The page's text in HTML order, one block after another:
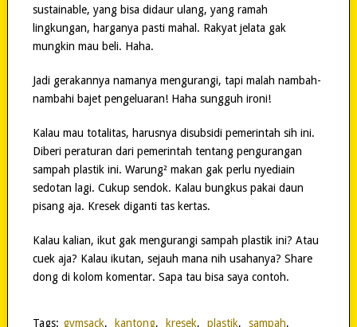
sustainable, yang bisa didaur ulang, yang ramah
lingkungan, harganya pasti mahal. Rakyat jelata gak
mungkin mau beli. Haha.
Jadi gerakannya namanya mengurangi, tapi malah nambah-
nambahi bajet pengeluaran! Haha sungguh ironi!
Kalau mau totalitas, harusnya disubsidi pemerintah sih ini.
Diberi peraturan dari pemerintah tentang pengurangan
sampah plastik ini. Warung² makan gak perlu nyediain
sedotan lagi. Cukup sendok. Kalau bungkus pakai daun
pisang aja. Kresek diganti tas kertas.
Kalau kalian, ikut gak mengurangi sampah plastik ini? Atau
cuek aja? Kalau ikutan, sejauh mana nih usahanya? Share
dong di kolom komentar. Sapa tau bisa saya contoh.
Tags: gymsack, kantong, kresek, plastik, sampah,